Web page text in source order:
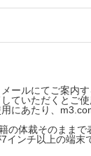
炎の治療における意
ー性皮膚炎の治療を
炎と腸内細菌……下
ールにてご案内
ていただくとご使
にあたり、
の体裁そのままで
インチ以上の端末